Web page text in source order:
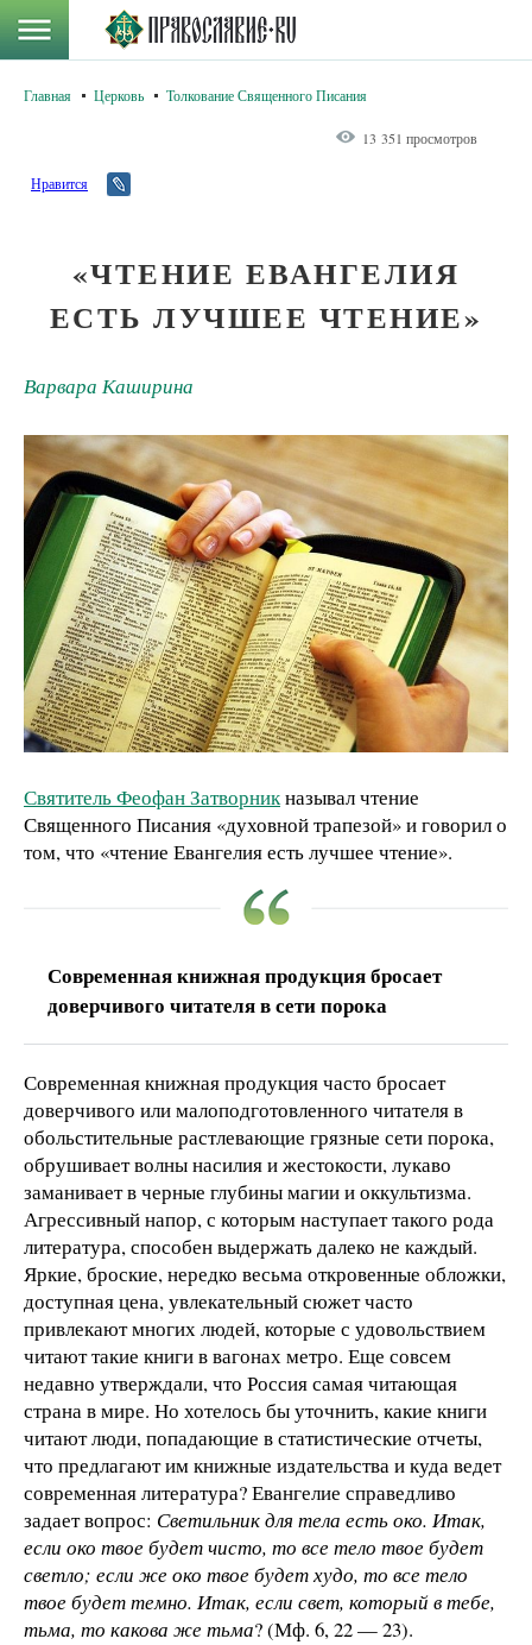
Главная Церковь Толкование Священного Писания
13 351 просмотров
Нравится
«ЧТЕНИЕ ЕВАНГЕЛИЯ
ЕСТЬ ЛУЧШЕЕ ЧТЕНИЕ»
Варвара Каширина
Святитель Феофан Затворникназывал чтение
Священного Писания «духовной трапезой» и говорил о
том, что «чтение Евангелия есть лучшее чтение».
Современная книжная продукция бросает
доверчивого читателя в сети порока
Современная книжная продукция часто бросает
доверчивого или малоподготовленного читателя в
обольстительные растлевающие грязные сети порока,
обрушивает волны насилия и жестокости, лукаво
заманивает в черные глубины магии и оккультизма.
Агрессивный напор, с которым наступает такого рода
литература, способен выдержать далеко не каждый.
Яркие, броские, нередко весьма откровенные обложки,
доступная цена, увлекательный сюжет часто
привлекают многих людей, которые с удовольствием
читают такие книги в вагонах метро. Еще совсем
недавно утверждали, что Россия самая читающая
страна в мире. Но хотелось бы уточнить, какие книги
читают люди, попадающие в статистические отчеты,
что предлагают им книжные издательства и куда ведет
современная литература? Евангелие справедливо
задает вопрос: Светильник для тела есть око. Итак,
если око твое будет чисто, то все тело твое будет
светло; если же око твое будет худо, то все тело
твое будет темно. Итак, если свет, который в тебе,
тьма, то какова же тьма? (Мф. 6, 22 — 23).